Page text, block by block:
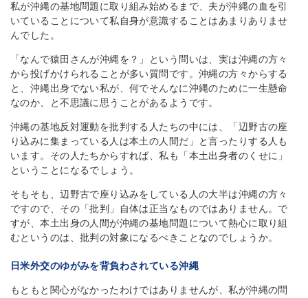
私が沖縄の基地問題に取り組み始めるまで、夫が沖縄の血を引
いていることについて私自身が意識することはあまりありませ
んでした。
「なんで猿田さんが沖縄を？」という問いは、実は沖縄の方々
から投げかけられることが多い質問です。沖縄の方々からする
と、沖縄出身でない私が、何でそんなに沖縄のために一生懸命
なのか、と不思議に思うことがあるようです。
沖縄の基地反対運動を批判する人たちの中には、「辺野古の座
り込みに集まっている人は本土の人間だ」と言ったりする人も
います。その人たちからすれば、私も「本土出身者のくせに」
ということになるでしょう。
そもそも、辺野古で座り込みをしている人の大半は沖縄の方々
ですので、その「批判」自体は正当なものではありません。で
すが、本土出身の人間が沖縄の基地問題について熱心に取り組
むというのは、批判の対象になるべきことなのでしょうか。
日米外交のゆがみを背負わされている沖縄
もともと関心がなかったわけではありませんが、私が沖縄の問